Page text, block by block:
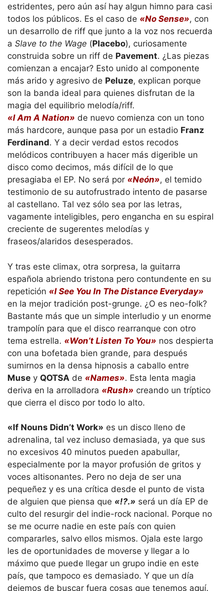
estridentes, pero aún así hay algun himno para casi
todos los públicos. Es el caso de «No Sense», con
un desarrollo de riff que junto a la voz nos recuerda
a Slave to the Wage (Placebo), curiosamente
construida sobre un riff de Pavement. ¿Las piezas
comienzan a encajar? Esto unido al componente
más arido y agresivo de Peluze, explican porque
son la banda ideal para quienes disfrutan de la
magia del equilibrio melodía/riff.
«I Am A Nation» de nuevo comienza con un tono
más hardcore, aunque pasa por un estadio Franz
Ferdinand. Y a decir verdad estos recodos
melódicos contribuyen a hacer más digerible un
disco como decimos, más difícil de lo que
presagiaba el EP. No será por «Neón», el temido
testimonio de su autofrustrado intento de pasarse
al castellano. Tal vez sólo sea por las letras,
vagamente inteligibles, pero engancha en su espiral
creciente de sugerentes melodías y
fraseos/alaridos desesperados.
Y tras este climax, otra sorpresa, la guitarra
española abriendo tristona pero contundente en su
repetición «I See You In The Distance Everyday»
en la mejor tradición post-grunge. ¿O es neo-folk?
Bastante más que un simple interludio y un enorme
trampolín para que el disco rearranque con otro
tema estrella. «Won’t Listen To You» nos despierta
con una bofetada bien grande, para después
sumirnos en la densa hipnosis a caballo entre
Muse y QOTSA de «Names». Esta lenta magia
deriva en la arrolladora «Rush» creando un tríptico
que cierra el disco por todo lo alto.
«If Nouns Didn’t Work» es un disco lleno de
adrenalina, tal vez incluso demasiada, ya que sus
no excesivos 40 minutos pueden apabullar,
especialmente por la mayor profusión de gritos y
voces altisonantes. Pero no deja de ser una
pequeñez y es una crítica desde el punto de vista
de alguien que piensa que «!?.» será un día EP de
culto del resurgir del indie-rock nacional. Porque no
se me ocurre nadie en este país con quien
compararles, salvo ellos mismos. Ojala este largo
les de oportunidades de moverse y llegar a lo
máximo que puede llegar un grupo indie en este
país, que tampoco es demasiado. Y que un día
dejemos de buscar fuera cosas que tenemos aquí.